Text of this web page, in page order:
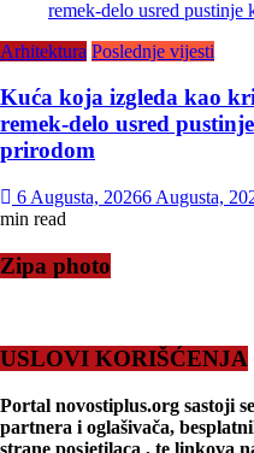
Arhitektura Poslednje vijesti
Kuća koja izgleda kao
remek-delo usred
prirodom
6 Augusta, 20266 Augusta,
min read
Zipa photo
USLOVI KORIŠĆENJA
Portal novostiplus.org sastoji
partnera i oglašivača,
strane posjetilaca , te linkova